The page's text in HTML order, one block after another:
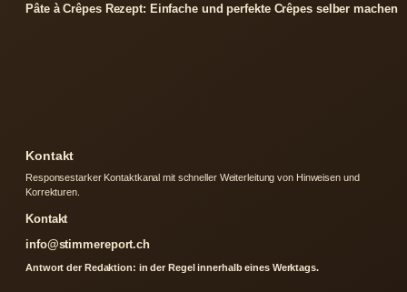
Pâte à Crêpes Rezept: Einfache und perfekte Crêpes selber machen
Kontakt
Responsestarker Kontaktkanal mit schneller Weiterleitung von Hinweisen und
Korrekturen.
Kontakt
info@stimmereport.ch
Antwort der Redaktion: in der Regel innerhalb eines Werktags.